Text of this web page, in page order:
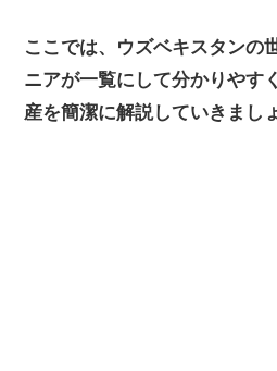
ここでは、ウズベキスタンの
ニアが一覧にして分かりやす
産を簡潔に解説していきまし